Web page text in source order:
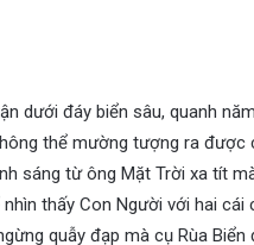
dưới đáy biển sâu, quanh
thể mường tượng ra được
sáng từ ông Mặt Trời xa tít
thấy Con Người với hai cái
quẫy đạp mà cụ Rùa Biển